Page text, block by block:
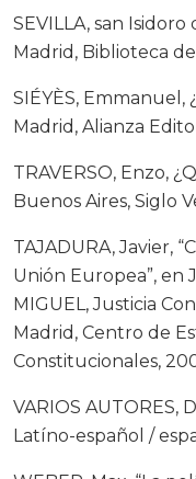
SEVILLA, san
Madrid, Biblioteca
SIÉYÈS, Emmanuel,
Madrid, Alianza
TRAVERSO, Enzo,
Buenos Aires, Siglo
TAJADURA, Javier,
Unión Europea”, en
MIGUEL, Justicia
Madrid, Centro de
Constitucionales,
VARIOS AUTORES,
Latíno-español /